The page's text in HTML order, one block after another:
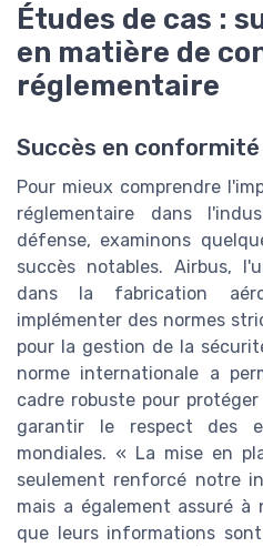
Études de cas :
en matière de
réglementaire
Succès en
Pour mieux comprendre
réglementaire dans
défense, examinons
succès notables. Airbus,
dans la fabrication
implémenter des normes
pour la gestion de la
norme internationale a
cadre robuste pour
garantir le respect des
mondiales. « La mise en
seulement renforcé notre
mais a également assuré
que leurs informations